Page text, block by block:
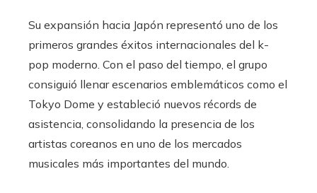
Su expansión hacia Japón representó uno de los
primeros grandes éxitos internacionales del k-
pop moderno. Con el paso del tiempo, el grupo
consiguió llenar escenarios emblemáticos como el
Tokyo Dome y estableció nuevos récords de
asistencia, consolidando la presencia de los
artistas coreanos en uno de los mercados
musicales más importantes del mundo.